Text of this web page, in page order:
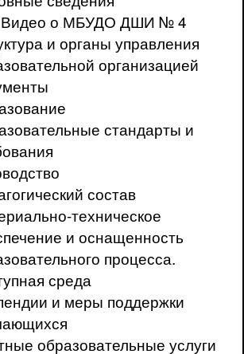
Видео о МБУДО ДШИ № 4
и органы управления
организацией
стандарты и
состав
техническое
и оснащенность
процесса.
среда
и меры поддержки
образовательные услуги